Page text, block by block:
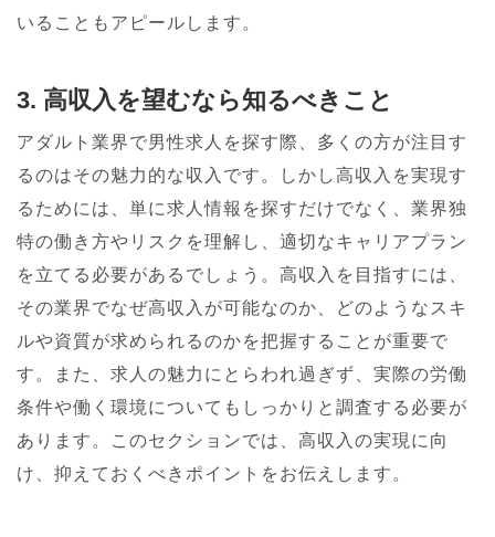
いることもアピールします。
3. 高収入を望むなら知るべきこと
アダルト業界で男性求人を探す際、多くの方が注目す
るのはその魅力的な収入です。しかし高収入を実現す
るためには、単に求人情報を探すだけでなく、業界独
特の働き方やリスクを理解し、適切なキャリアプラン
を立てる必要があるでしょう。高収入を目指すには、
その業界でなぜ高収入が可能なのか、どのようなスキ
ルや資質が求められるのかを把握することが重要で
す。また、求人の魅力にとらわれ過ぎず、実際の労働
条件や働く環境についてもしっかりと調査する必要が
あります。このセクションでは、高収入の実現に向
け、抑えておくべきポイントをお伝えします。